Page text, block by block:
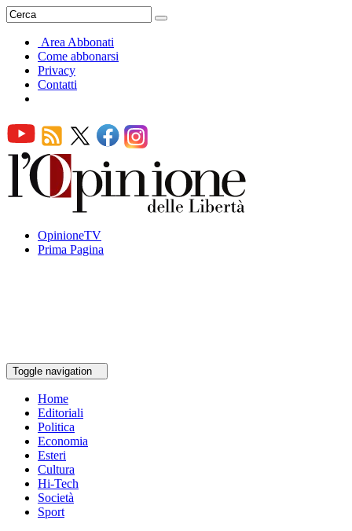
Area Abbonati
Come abbonarsi
Privacy
Contatti
OpinioneTV
Prima Pagina
Toggle navigation
Home
Editoriali
Politica
Economia
Esteri
Cultura
Hi-Tech
Società
Sport